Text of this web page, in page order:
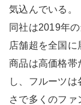
気込んでいる。
同社は2019年
店舗超を全国に
商品は高価格帯
し、フルーツ
さで多くのファ